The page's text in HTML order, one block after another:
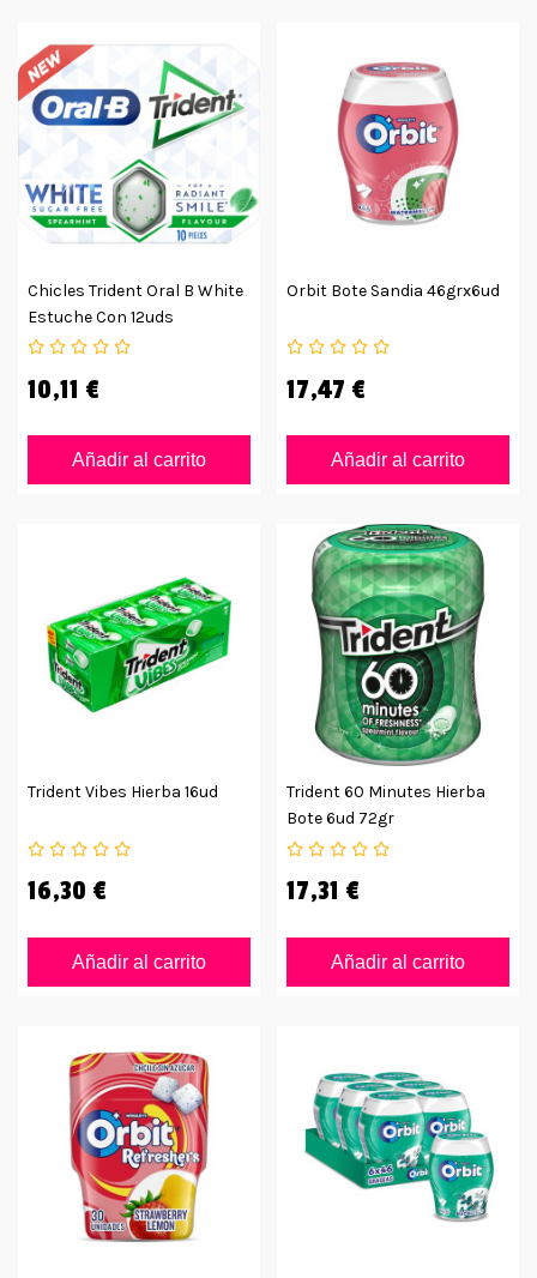
Chicles Trident Oral B White
Estuche Con 12uds
10,11 €
Añadir al carrito
Orbit Bote Sandia 46grx6ud
17,47 €
Añadir al carrito
Trident Vibes Hierba 16ud
16,30 €
Añadir al carrito
Trident 60 Minutes Hierba
Bote 6ud 72gr
17,31 €
Añadir al carrito